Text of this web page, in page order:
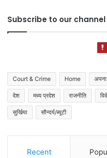
Subscribe to our channel
Court & Crime Home
देश मध्य प्रदेश राजनीति
सुर्खिया सौन्दर्य/ब्यूटी
Recent